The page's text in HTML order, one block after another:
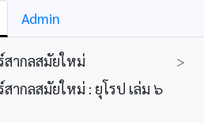
Admin
สากลสมัยใหม่
>
ากลสมัยใหม่ : ยุโรป เล่ม ๖